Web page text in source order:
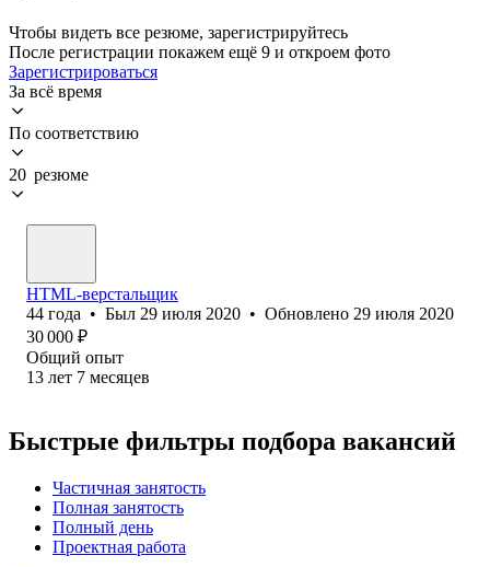
Чтобы видеть все резюме, зарегистрируйтесь
После регистрации покажем ещё 9 и откроем фото
Зарегистрироваться
За всё время
По соответствию
20 резюме
HTML-верстальщик
44 года • Был 29 июля 2020 • Обновлено 29 июля 2020
30 000 ₽
Общий опыт
13 лет 7 месяцев
Быстрые фильтры подбора вакансий
Частичная занятость
Полная занятость
Полный день
Проектная работа